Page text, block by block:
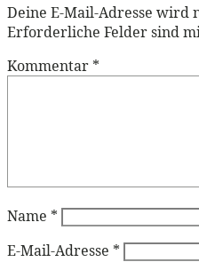
Deine E-Mail-Adresse wird
Erforderliche Felder sind
Kommentar *
Name *
E-Mail-Adresse *